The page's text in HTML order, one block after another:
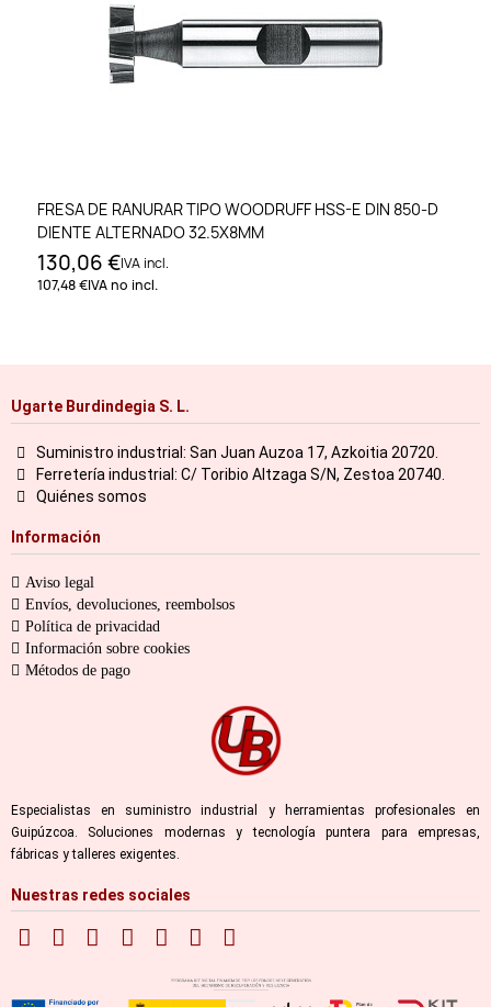
FRESA DE RANURAR TIPO WOODRUFF HSS-E DIN 850-D
DIENTE ALTERNADO 32.5X8MM
130,06 €IVA incl.
107,48 €IVA no incl.
Ugarte Burdindegia S. L.
Suministro industrial: San Juan Auzoa 17, Azkoitia 20720.
Ferretería industrial: C/ Toribio Altzaga S/N, Zestoa 20740.
Quiénes somos
Información
Aviso legal
Envíos, devoluciones, reembolsos
Política de privacidad
Información sobre cookies
Métodos de pago
Especialistas en suministro industrial y herramientas profesionales en
Guipúzcoa. Soluciones modernas y tecnología puntera para empresas,
fábricas y talleres exigentes.
Nuestras redes sociales